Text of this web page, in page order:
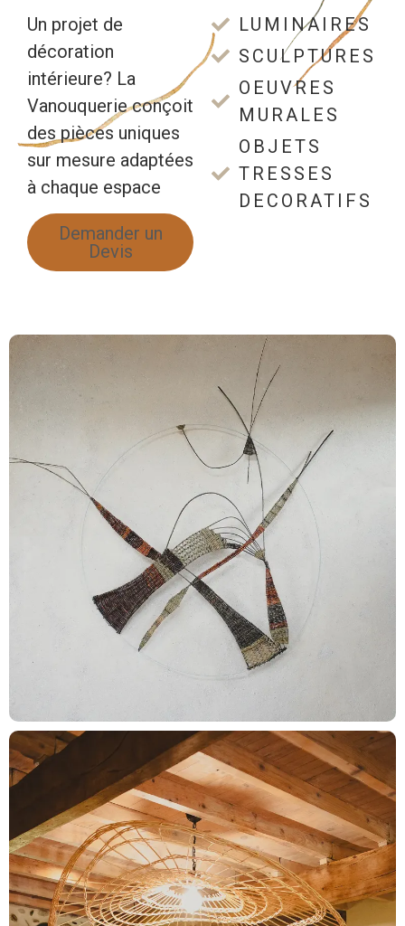
Un projet de
décoration
intérieure? La
Vanouquerie conçoit
des pièces uniques
sur mesure adaptées
à chaque espace
Demander un
Devis
LUMINAIRES
SCULPTURES
OEUVRES
MURALES
OBJETS
TRESSES
DECORATIFS